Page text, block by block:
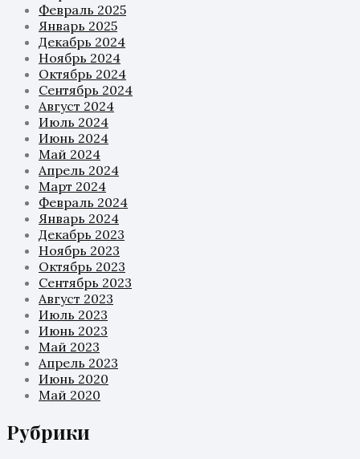
Февраль 2025
Январь 2025
Декабрь 2024
Ноябрь 2024
Октябрь 2024
Сентябрь 2024
Август 2024
Июль 2024
Июнь 2024
Май 2024
Апрель 2024
Март 2024
Февраль 2024
Январь 2024
Декабрь 2023
Ноябрь 2023
Октябрь 2023
Сентябрь 2023
Август 2023
Июль 2023
Июнь 2023
Май 2023
Апрель 2023
Июнь 2020
Май 2020
Рубрики